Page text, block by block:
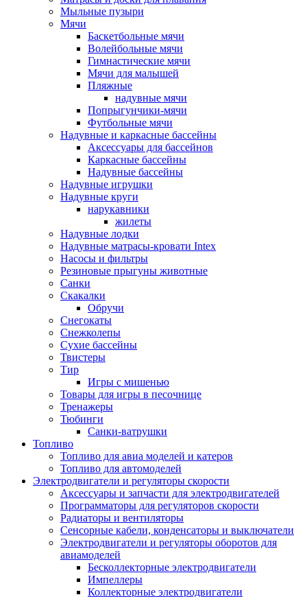
Мыльные пузыри
Мячи
Баскетбольные мячи
Волейбольные мячи
Гимнастические мячи
Мячи для малышей
Пляжные
надувные мячи
Попрыгунчики-мячи
Футбольные мячи
Надувные и каркасные бассейны
Аксессуары для бассейнов
Каркасные бассейны
Надувные бассейны
Надувные игрушки
Надувные круги
нарукавники
жилеты
Надувные лодки
Надувные матрасы-кровати Intex
Насосы и фильтры
Резиновые прыгуны животные
Санки
Скакалки
Обручи
Снегокаты
Снежколепы
Сухие бассейны
Твистеры
Тир
Игры с мишенью
Товары для игры в песочнице
Тренажеры
Тюбинги
Санки-ватрушки
Топливо
Топливо для авиа моделей и катеров
Топливо для автомоделей
Электродвигатели и регуляторы скорости
Аксессуары и запчасти для электродвигателей
Программаторы для регуляторов скорости
Радиаторы и вентиляторы
Сенсорные кабели, конденсаторы и выключатели
Электродвигатели и регуляторы оборотов для
авиамоделей
Бесколлекторные электродвигатели
Импеллеры
Коллекторные электродвигатели